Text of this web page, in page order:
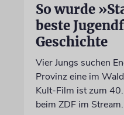
So wurde
beste
Geschichte
Vier Jungs suchen
Provinz eine im
Kult-Film ist zum
beim ZDF im